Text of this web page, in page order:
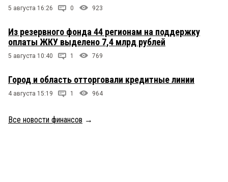
5 августа 16:26 0 923
Из резервного фонда 44 регионам на поддержку
оплаты ЖКУ выделено 7,4 млрд рублей
5 августа 10:40 1 769
Город и область отторговали кредитные линии
4 августа 15:19 1 964
Все новости финансов →